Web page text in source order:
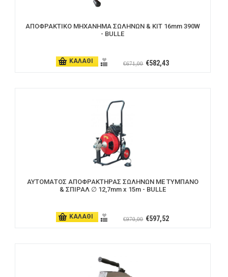
ΑΠΟΦΡΑΚΤIKO ΜΗΧΑΝΗΜΑ ΣΩΛΗΝΩΝ & ΚΙΤ 16mm 390W
- BULLE
ΚΑΛΑΘΙ €582,43
€671,00
ΑΥΤΟΜΑΤΟΣ ΑΠΟΦΡΑΚΤΗΡΑΣ ΣΩΛΗΝΩΝ ΜΕ ΤΥΜΠΑΝΟ
& ΣΠΙΡΑΛ ∅ 12,7mm x 15m - BULLE
ΚΑΛΑΘΙ €597,52
€970,00